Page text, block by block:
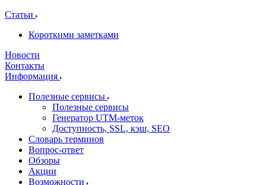
Статьи
Короткими заметками
Новости
Контакты
Информация
Полезные сервисы
Полезные сервисы
Генератор UTM‑меток
Доступность, SSL, кэш, SEO
Словарь терминов
Вопрос-ответ
Обзоры
Акции
Возможности